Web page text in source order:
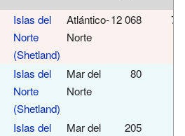
Islas del
Norte
(Shetland)
Atlántico-
Norte
12 068
Islas del
Norte
(Shetland)
Mar del
Norte
80
Islas del
Mar del
205